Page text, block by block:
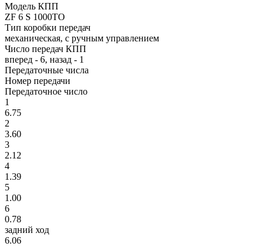
Модель КПП
ZF 6 S 1000ТО
Тип коробки передач
механическая, с ручным управлением
Число передач КПП
вперед - 6, назад - 1
Передаточные числа
Номер передачи
Передаточное число
1
6.75
2
3.60
3
2.12
4
1.39
5
1.00
6
0.78
задний ход
6.06